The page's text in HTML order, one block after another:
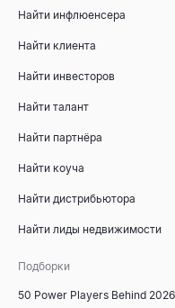
Оценивайте B2B-
Открыть
Генератор
Мгновенно
Бесплатный
Найти инфлюенсера
Найти клиента
Найти инвесторов
Найти талант
Найти партнёра
Найти коуча
Найти дистрибьютора
Найти лиды недвижимости
Подборки
50 Power Players Behind